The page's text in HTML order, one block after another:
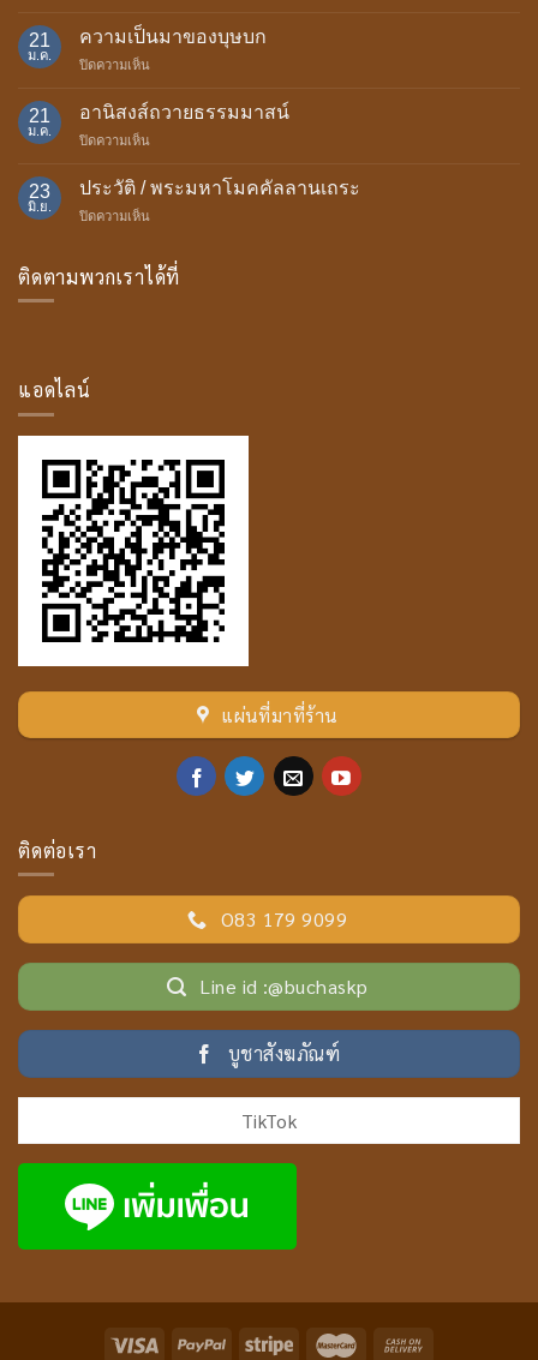
ถวาย
พรรษา
21
ม.ค.
ความเป็นมาของบุษบก
ปิดความเห็น
ของ
21
ม.ค.
อานิสงส์ถวายธรรมมาสน์
ปิดความเห็น
ถวาย
มา
23
มิ.ย.
ประวัติ / พระมหาโมคคัลลานเถระ
ปิดความเห็น
พระ
ติดตามพวกเราได้ที่
แอดไลน์
แผ่นที่มาที่ร้าน
ติดต่อเรา
O83 179 9099
Line id :@buchaskp
บูชาสังฆภัณฑ์
TikTok